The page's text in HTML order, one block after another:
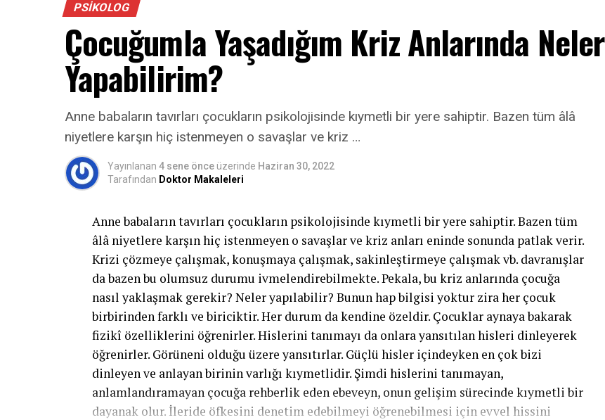
PSIKOLOG
Çocuğumla Yaşadığım Kriz Anlarında Neler
Yapabilirim?
Anne babaların tavırları çocukların psikolojisinde kıymetli bir yere sahiptir. Bazen tüm âlâ
niyetlere karşın hiç istenmeyen o savaşlar ve kriz …
Yayınlanan 4 sene önce üzerinde Haziran 30, 2022
Tarafından Doktor Makaleleri
Anne babaların tavırları çocukların psikolojisinde kıymetli bir yere sahiptir. Bazen tüm
âlâ niyetlere karşın hiç istenmeyen o savaşlar ve kriz anları eninde sonunda patlak verir.
Krizi çözmeye çalışmak, konuşmaya çalışmak, sakinleştirmeye çalışmak vb. davranışlar
da bazen bu olumsuz durumu ivmelendirebilmekte. Pekala, bu kriz anlarında çocuğa
nasıl yaklaşmak gerekir? Neler yapılabilir? Bunun hap bilgisi yoktur zira her çocuk
birbirinden farklı ve biriciktir. Her durum da kendine özeldir. Çocuklar aynaya bakarak
fizikî özelliklerini öğrenirler. Hislerini tanımayı da onlara yansıtılan hisleri dinleyerek
öğrenirler. Görüneni olduğu üzere yansıtırlar. Güçlü hisler içindeyken en çok bizi
dinleyen ve anlayan birinin varlığı kıymetlidir. Şimdi hislerini tanımayan,
anlamlandıramayan çocuğa rehberlik eden ebeveyn, onun gelişim sürecinde kıymetli bir
dayanak olur. İleride öfkesini denetim edebilmeyi öğrenebilmesi için evvel hissini